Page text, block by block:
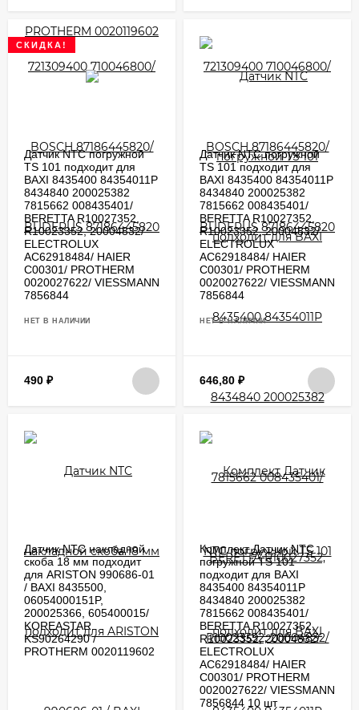
СКИДКА!
Датчик NTC погружной
TS 101 подходит для
BAXI 8435400 84354011P
8434840 200025382
7815662 008435401/
BERETTA R10027352,
R10023352, 20004832/
ELECTROLUX
AC62918484/ HAIER
C00301/ PROTHERM
0020027622/ VIESSMANN
7856844
НЕТ В НАЛИЧИИ
490 ₽
Датчик NTC погружной
TS 101 подходит для
BAXI 8435400 84354011P
8434840 200025382
7815662 008435401/
BERETTA R10027352,
R10023352, 20004832/
ELECTROLUX
AC62918484/ HAIER
C00301/ PROTHERM
0020027622/ VIESSMANN
7856844
НЕТ В НАЛИЧИИ
646,80 ₽
Датчик NTC накладной
скоба 18 мм подходит
для ARISTON 990686-01
/ BAXI 8435500,
06054000151P,
200025366, 605400015/
KOREASTAR
KS90264290 /
PROTHERM 0020119602
Комплект Датчик NTC
погружной TS 101
подходит для BAXI
8435400 84354011P
8434840 200025382
7815662 008435401/
BERETTA R10027352,
R10023352, 20004832/
ELECTROLUX
AC62918484/ HAIER
C00301/ PROTHERM
0020027622/ VIESSMANN
7856844 10 шт